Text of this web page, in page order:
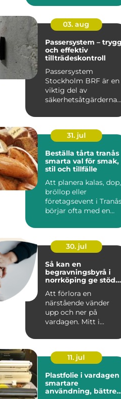
03. aug
Passersystem – trygg
och effektiv
tillträdeskontroll
Passersystem
Stockholm BRF är en
viktig del av
säkerhetsåtgärderna
31. jul
Beställa tårta tranås
smarta val för smak,
stil och tillfälle
Att planera kalas, dop,
bröllop eller
företagsevent i
börjar ofta med en
30. jul
Så kan en
begravningsbyrå i
norrköping ge stöd
Att förlora en
närstående vänder
upp och ner på
vardagen. Mitt i
anhöriga också fatta...
11. jul
Plastfolie i vardagen
smartare
användning, bättre